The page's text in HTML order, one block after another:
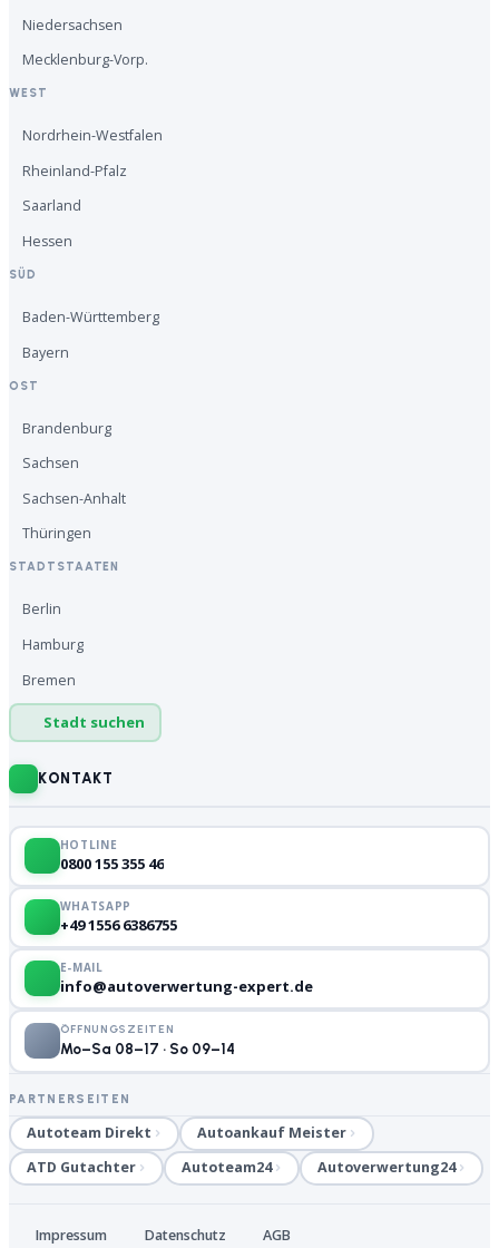
Niedersachsen
Mecklenburg-Vorp.
WEST
Nordrhein-Westfalen
Rheinland-Pfalz
Saarland
Hessen
SÜD
Baden-Württemberg
Bayern
OST
Brandenburg
Sachsen
Sachsen-Anhalt
Thüringen
STADTSTAATEN
Berlin
Hamburg
Bremen
Stadt suchen
KONTAKT
HOTLINE
0800 155 355 46
WHATSAPP
+49 1556 6386755
E-MAIL
info@autoverwertung-expert.de
ÖFFNUNGSZEITEN
Mo–Sa 08–17 · So 09–14
PARTNERSEITEN
Autoteam Direkt
Autoankauf Meister
ATD Gutachter
Autoteam24 Autoverwertung24
Impressum Datenschutz AGB